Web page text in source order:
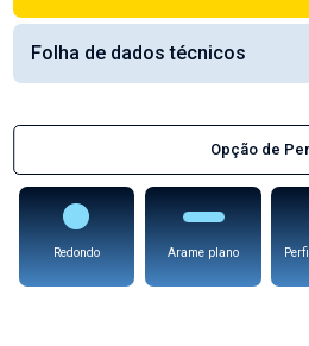
Folha de dados técnicos
Opção de
Redondo Arame plano